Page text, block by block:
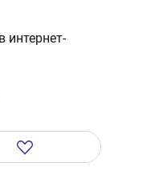
интернет-